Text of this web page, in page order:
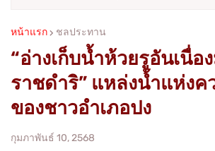
หน้าแรก ชลประทาน
“อ่างเก็บน้ำห้วยรูอันเนื่อ
ราชดำริ” แหล่งน้ำแห่งค
ของชาวอำเภอปง
กุมภาพันธ์ 10, 2568